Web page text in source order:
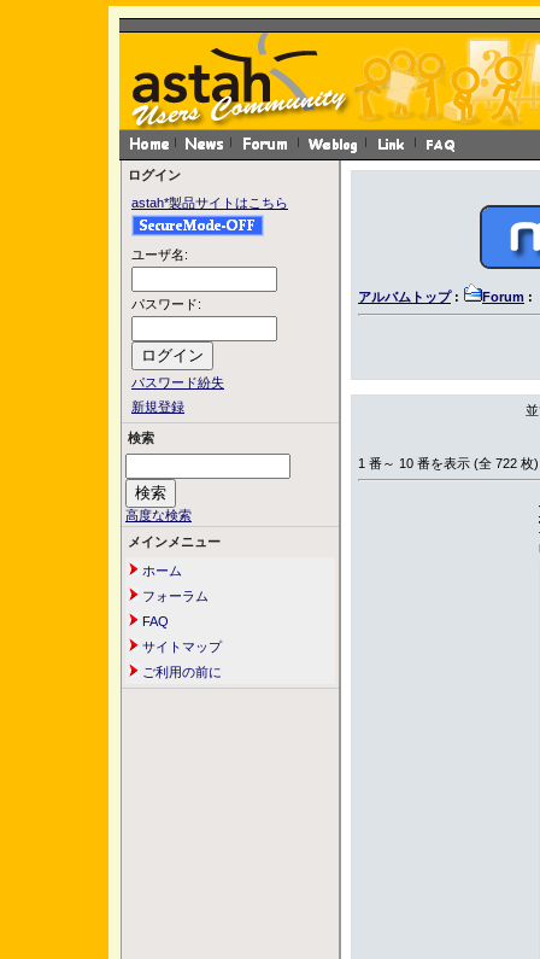
ログイン
astah*製品サイトはこちら
ユーザ名:
パスワード:
パスワード紛失
新規登録
検索
高度な検索
メインメニュー
ホーム
フォーラム
FAQ
サイトマップ
ご利用の前に
アルバムトップ: Forum :
1 番～ 10 番を表示 (全 722 枚)